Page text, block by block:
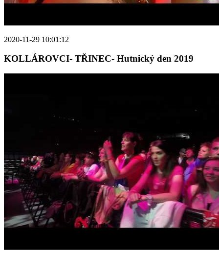
2020-11-29 10:01:12
KOLLÁROVCI- TŘINEC- Hutnický den 2019